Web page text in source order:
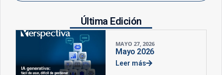
Última Edición
MAYO 27, 2026
Mayo 2026
Leer más